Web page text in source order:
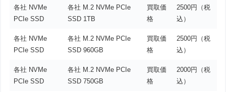
各社 NVMe
PCIe SSD
各社 M.2 NVMe PCIe
SSD 1TB
買取価
格
2500円（税
込）
各社 NVMe
PCIe SSD
各社 M.2 NVMe PCIe
SSD 960GB
買取価
格
2500円（税
込）
各社 NVMe
PCIe SSD
各社 M.2 NVMe PCIe
SSD 750GB
買取価
格
2000円（税
込）